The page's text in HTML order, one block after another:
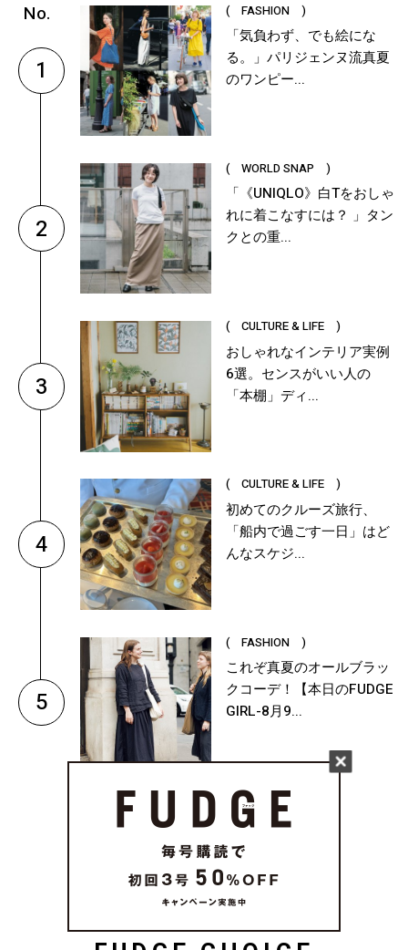
1
( FASHION )
「気負わず、でも絵にな
る。」パリジェンヌ流真夏
のワンピー...
2
( WORLD SNAP )
「《UNIQLO》白Tをおしゃ
れに着こなすには？ 」タン
クとの重...
3
( CULTURE & LIFE )
おしゃれなインテリア実例
6選。センスがいい人の
「本棚」ディ...
4
( CULTURE & LIFE )
初めてのクルーズ旅行、
「船内で過ごす一日」はど
んなスケジ...
5
( FASHION )
これぞ真夏のオールブラッ
クコーデ！【本日のFUDGE
GIRL-8月9...